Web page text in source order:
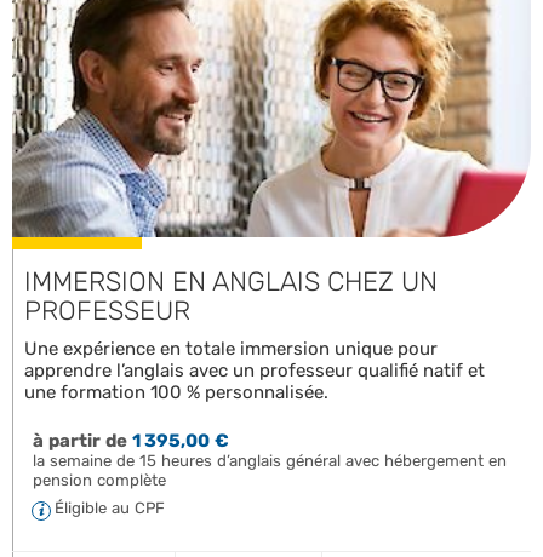
IMMERSION EN ANGLAIS CHEZ UN
PROFESSEUR
Une expérience en totale immersion unique pour
apprendre l’anglais avec un professeur qualifié natif et
une formation 100 % personnalisée.
à partir de1 395,00 €
la semaine de 15 heures d’anglais général avec hébergement en
pension complète
Éligible au CPF